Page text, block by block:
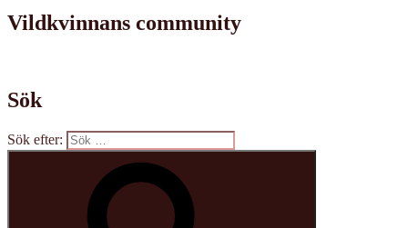
Vildkvinnans community
Sök
Sök efter: